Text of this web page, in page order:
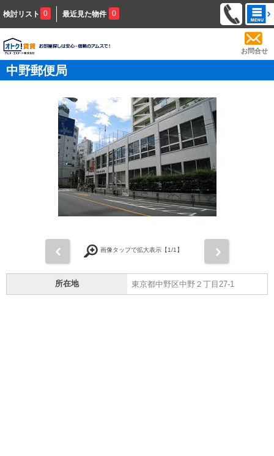
検討リスト 0 最近見た物件 0
お問合せ
中野郵便局
画像タップで拡大表示【1/1】
所在地 東京都中野区中野２丁目27-1